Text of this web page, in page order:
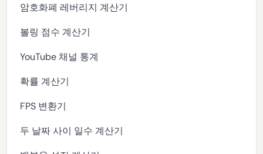
암호화폐 레버리지 계산기
볼링 점수 계산기
YouTube 채널 통계
확률 계산기
FPS 변환기
두 날짜 사이 일수 계산기